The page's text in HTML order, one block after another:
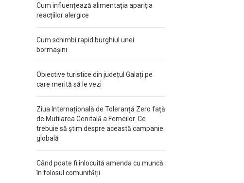
Cum influențează alimentația apariția
reacțiilor alergice
Cum schimbi rapid burghiul unei
bormașini
Obiective turistice din județul Galați pe
care merită să le vezi
Ziua Internațională de Toleranță Zero față
de Mutilarea Genitală a Femeilor. Ce
trebuie să știm despre această campanie
globală
Când poate fi înlocuită amenda cu muncă
în folosul comunității